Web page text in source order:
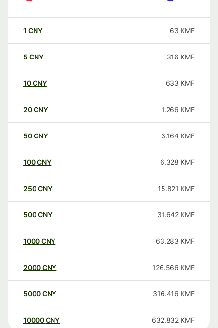
1 CNY 63 KMF
5 CNY 316 KMF
10CNY 633 KMF
20CNY 1.266 KMF
50CNY 3.164 KMF
100CNY 6.328 KMF
250CNY 15.821 KMF
500CNY 31.642 KMF
1000CNY 63.283 KMF
2000CNY 126.566 KMF
5000CNY 316.416 KMF
10000 CNY 632.832 KMF